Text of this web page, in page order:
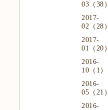
03（38）
2017-
02（28）
2017-
01（20）
2016-
10（1）
2016-
05（21）
2016-